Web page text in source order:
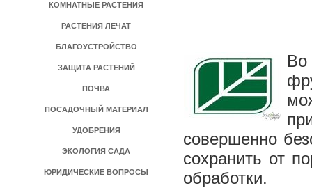
КОМНАТНЫЕ РАСТЕНИЯ
РАСТЕНИЯ ЛЕЧАТ
БЛАГОУСТРОЙСТВО
ЗАЩИТА РАСТЕНИЙ
ПОЧВА
ПОСАДОЧНЫЙ МАТЕРИАЛ
УДОБРЕНИЯ
ЭКОЛОГИЯ САДА
ЮРИДИЧЕСКИЕ ВОПРОСЫ
совершенно
сохранить от
обработки.